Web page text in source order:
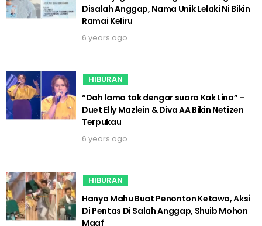
Disalah Anggap, Nama Unik Lelaki Ni Bikin
Ramai Keliru
6 years ago
HIBURAN
“Dah lama tak dengar suara Kak Lina” –
Duet Elly Mazlein & Diva AA Bikin Netizen
Terpukau
6 years ago
HIBURAN
Hanya Mahu Buat Penonton Ketawa, Aksi
Di Pentas Di Salah Anggap, Shuib Mohon
Maaf